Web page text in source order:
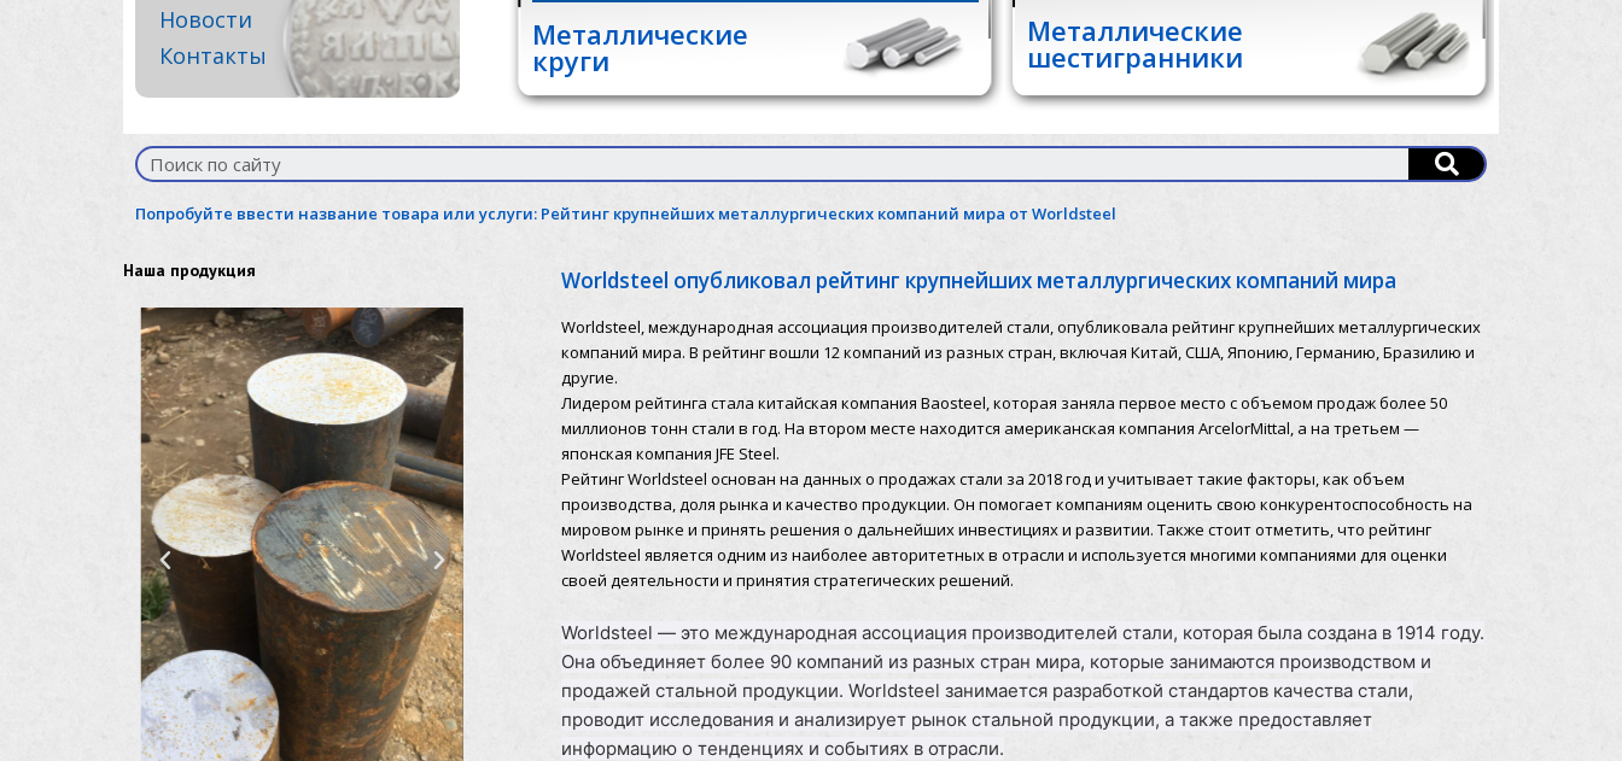
Новости
Контакты
Металлические
круги
Металлические
шестигранники
Попробуйте ввести название товара или услуги: Рейтинг крупнейших металлургических компаний мира от Worldsteel
Worldsteel опубликовал рейтинг крупнейших металлургических компаний мира
Worldsteel, международная ассоциация производителей стали, опубликовала рейтинг крупнейших металлургических
компаний мира. В рейтинг вошли 12 компаний из разных стран, включая Китай, США, Японию, Германию, Бразилию и
другие.
Лидером рейтинга стала китайская компания Baosteel, которая заняла первое место с объемом продаж более 50
миллионов тонн стали в год. На втором месте находится американская компания ArcelorMittal, а на третьем —
японская компания JFE Steel.
Рейтинг Worldsteel основан на данных о продажах стали за 2018 год и учитывает такие факторы, как объем
производства, доля рынка и качество продукции. Он помогает компаниям оценить свою конкурентоспособность на
мировом рынке и принять решения о дальнейших инвестициях и развитии. Также стоит отметить, что рейтинг
Worldsteel является одним из наиболее авторитетных в отрасли и используется многими компаниями для оценки
своей деятельности и принятия стратегических решений.
Worldsteel — это международная ассоциация производителей стали, которая была создана в 1914 году.
Она объединяет более 90 компаний из разных стран мира, которые занимаются производством и
продажей стальной продукции. Worldsteel занимается разработкой стандартов качества стали,
проводит исследования и анализирует рынок стальной продукции, а также предоставляет
информацию о тенденциях и событиях в отрасли.
Наша продукция